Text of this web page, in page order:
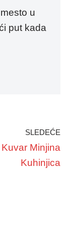
u
put kada
SLEDEĆE
Kuvar Minjina
Kuhinjica